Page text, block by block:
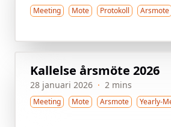
Meeting Mote Protokoll Arsmote
Kallelse årsmöte 2026
28 januari 2026 · 2 mins
Meeting Mote Arsmote Yearly-